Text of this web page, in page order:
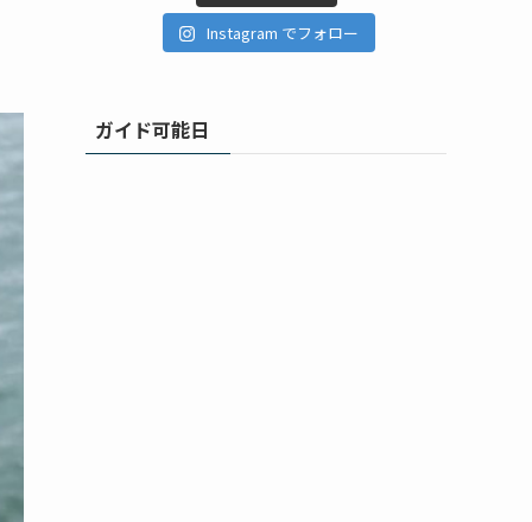
Instagram でフォロー
ガイド可能日